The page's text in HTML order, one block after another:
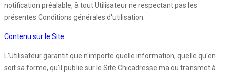
notification préalable, à tout Utilisateur ne respectant pas les
présentes Conditions générales d'utilisation.
Contenu sur le Site :
L'Utilisateur garantit que n'importe quelle information, quelle qu'en
soit sa forme, qu'il publie sur le Site Chicadresse.ma ou transmet à